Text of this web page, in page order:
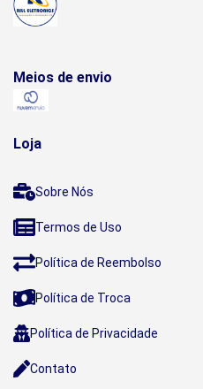
Meios de envio
Loja
Sobre Nós
Termos de Uso
Política de Reembolso
Política de Troca
Política de Privacidade
Contato